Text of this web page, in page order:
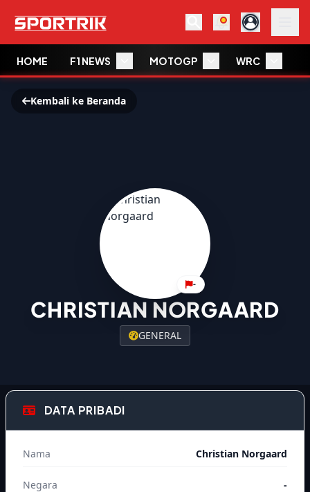
HOME F1 NEWS MOTOGP WRC
Kembali ke Beranda
-
CHRISTIAN NORGAARD
GENERAL
DATA PRIBADI
Nama Christian Norgaard
Negara -